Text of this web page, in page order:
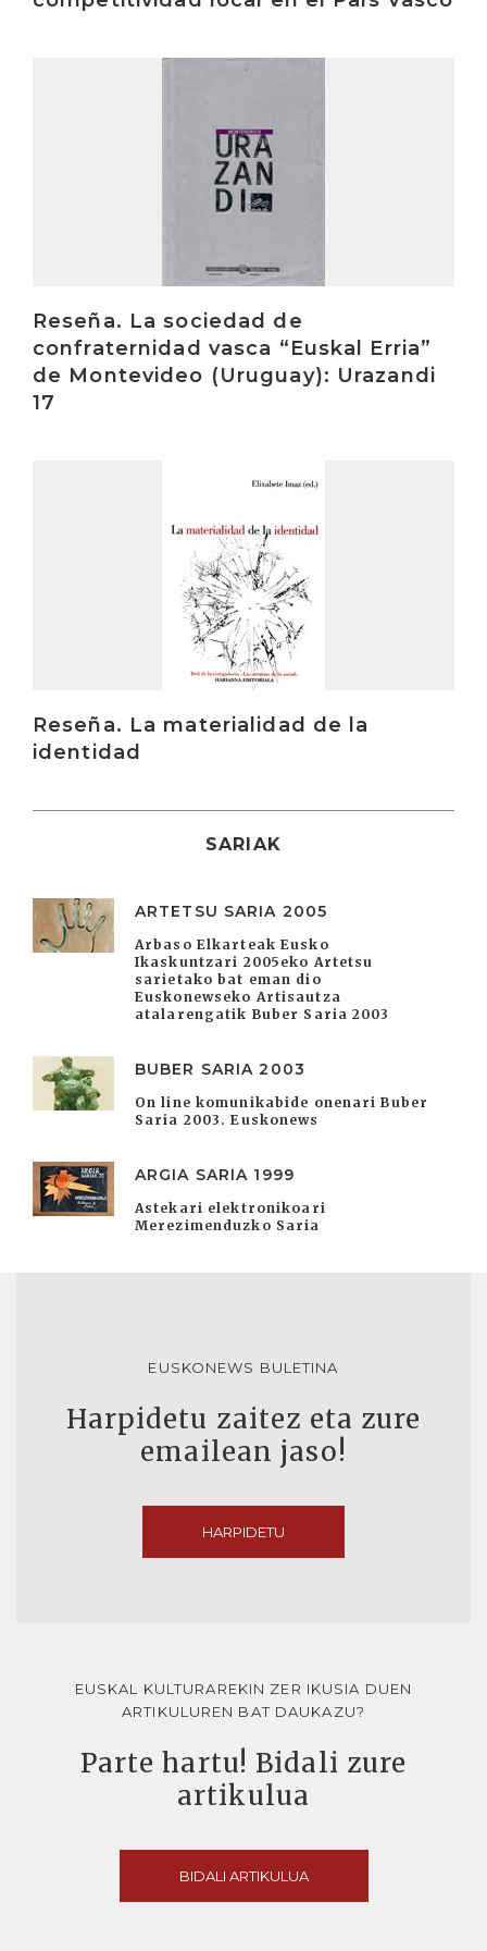
Reseña. La sociedad de
confraternidad vasca “Euskal Erria”
de Montevideo (Uruguay): Urazandi
17
Reseña. La materialidad de la
identidad
SARIAK
ARTETSU SARIA 2005
Arbaso Elkarteak Eusko
Ikaskuntzari 2005eko Artetsu
sarietako bat eman dio
Euskonewseko Artisautza
atalarengatik Buber Saria 2003
BUBER SARIA 2003
On line komunikabide onenari Buber
Saria 2003. Euskonews
ARGIA SARIA 1999
Astekari elektronikoari
Merezimenduzko Saria
EUSKONEWS BULETINA
Harpidetu zaitez eta zure
emailean jaso!
HARPIDETU
EUSKAL KULTURAREKIN ZER IKUSIA DUEN
ARTIKULUREN BAT DAUKAZU?
Parte hartu! Bidali zure
artikulua
BIDALI ARTIKULUA